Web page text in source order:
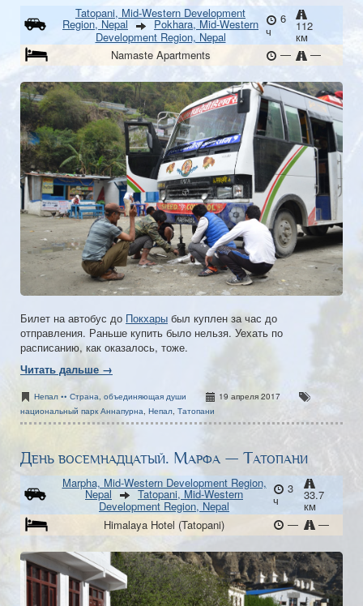
Tatopani, Mid-Western Development
Region, Nepal
Pokhara, Mid-Western
Development Region, Nepal
6
ч
112
км
Namaste Apartments
— —
Билет на автобус до Покхары был куплен за час до
отправления. Раньше купить было нельзя. Уехать по
расписанию, как оказалось, тоже.
Читать дальше →
Непал •• Страна, объединяющая души
19 апреля 2017
национальный парк Аннапурна Непал Татопани
День восемнадцатый. Марфа — Татопани
Marpha, Mid-Western Development Region,
Nepal
Tatopani, Mid-Western
Development Region, Nepal
3
ч
33.7
км
Himalaya Hotel (Tatopani)
— —